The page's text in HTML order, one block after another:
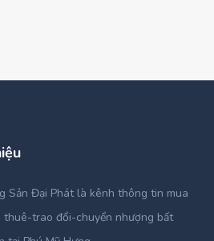
Sản Đại Phát là kênh thông tin mua
thuê-trao đổi-chuyển nhượng bất